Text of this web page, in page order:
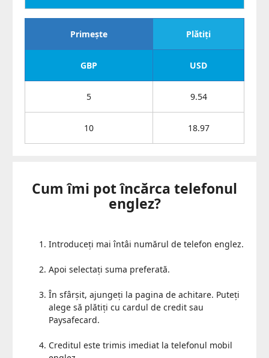
Primește Plătiți
GBP USD
5 9.54
10 18.97
Cum îmi pot încărca telefonul
englez?
Introduceți mai întâi numărul de telefon englez.
Apoi selectați suma preferată.
În sfârșit, ajungeți la pagina de achitare. Puteți
alege să plătiți cu cardul de credit sau
Paysafecard.
Creditul este trimis imediat la telefonul mobil